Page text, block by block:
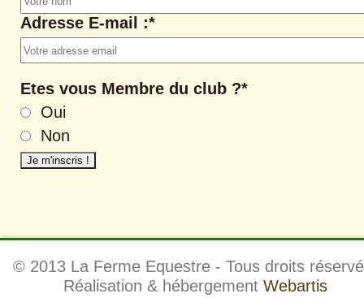
Adresse E-mail :*
Etes vous Membre du club ?*
Oui
Non
© 2013 La Ferme Equestre - Tous droits
Réalisation & hébergement Webartis